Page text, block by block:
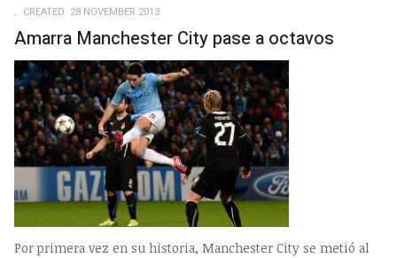
CREATED: 28 NOVEMBER 2013
Amarra Manchester City pase a octavos
Por primera vez en su historia, Manchester City se metió al